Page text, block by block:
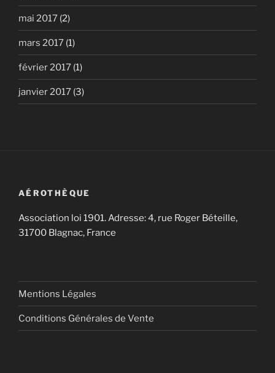
mai 2017 (2)
mars 2017 (1)
février 2017 (1)
janvier 2017 (3)
AÉROTHÈQUE
Association loi 1901. Adresse: 4, rue Roger Béteille,
31700 Blagnac, France
Mentions Légales
Conditions Générales de Vente